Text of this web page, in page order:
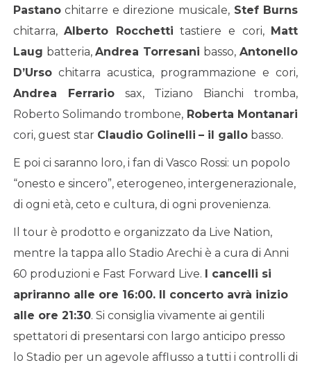
Pastanochitarre e direzione musicale, Stef Burns
chitarra,Alberto Rocchetti tastiere e cori, Matt
Laug batteria,Andrea Torresani basso,Antonello
D’Ursochitarra acustica, programmazione e cori,
Andrea Ferrariosax, Tiziano Bianchi tromba,
Roberto Solimando trombone, Roberta Montanari
cori, guest star Claudio Golinelli – il gallobasso.
E poi ci saranno loro, i fan di Vasco Rossi: un popolo
“onesto e sincero”, eterogeneo, intergenerazionale,
di ogni età, ceto e cultura, di ogni provenienza.
Il tour è prodotto e organizzato da Live Nation,
mentre la tappa allo Stadio Arechi è a cura di Anni
60 produzioni e Fast Forward Live. I cancelli si
apriranno alle ore 16:00. Il concerto avrà inizio
alle ore 21:30. Si consiglia vivamente ai gentili
spettatori di presentarsi con largo anticipo presso
lo Stadio per un agevole afflusso a tutti i controlli di